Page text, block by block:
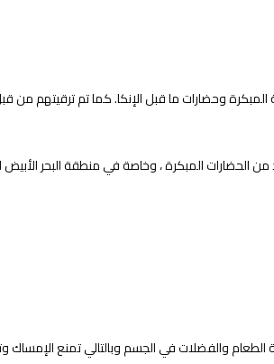
المصرية المبكرة وحضارات ما قبل الإنكا. كما تم ترقيتهم
من الحضارات المبكرة ، وخاصة في منطقة البحر
الطعام والفضلات في الجسم وبالتالي تمنع